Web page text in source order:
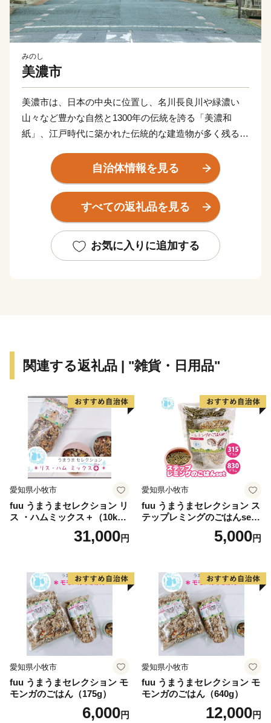
みのし
美濃市
美濃市は、日本の中央に位置し、名川長良川や緑濃い
山々など豊かな自然と1300年の伝統を誇る「美濃和
紙」、江戸時代に築かれた伝統的な建造物が多く残る
区）」などがあり、伝統文化が息づくまちです。
また、「うだつの上がる町並み」で毎年開催される美濃
和紙あかりアート展は、数多くの独創的なあかりの作品
が展示され、幻想的な世界が醸し出されます。
自治体情報を見る
すべての返礼品を見る
お気に入りに追加する
関連する返礼品 | "雑貨・日用品"
愛知県小牧市
fuu うまうまセレクション リ
ス ・ハムミックス＋（10k
31,000円
愛知県小牧市
fuu うまうまセレクション ス
テップレミングのごはんset
5,000円
愛知県小牧市
fuu うまうまセレクション モ
モンガのごはん（175g）
6,000円
愛知県小牧市
fuu うまうまセレクション モ
モンガのごはん（640g）
12,000円